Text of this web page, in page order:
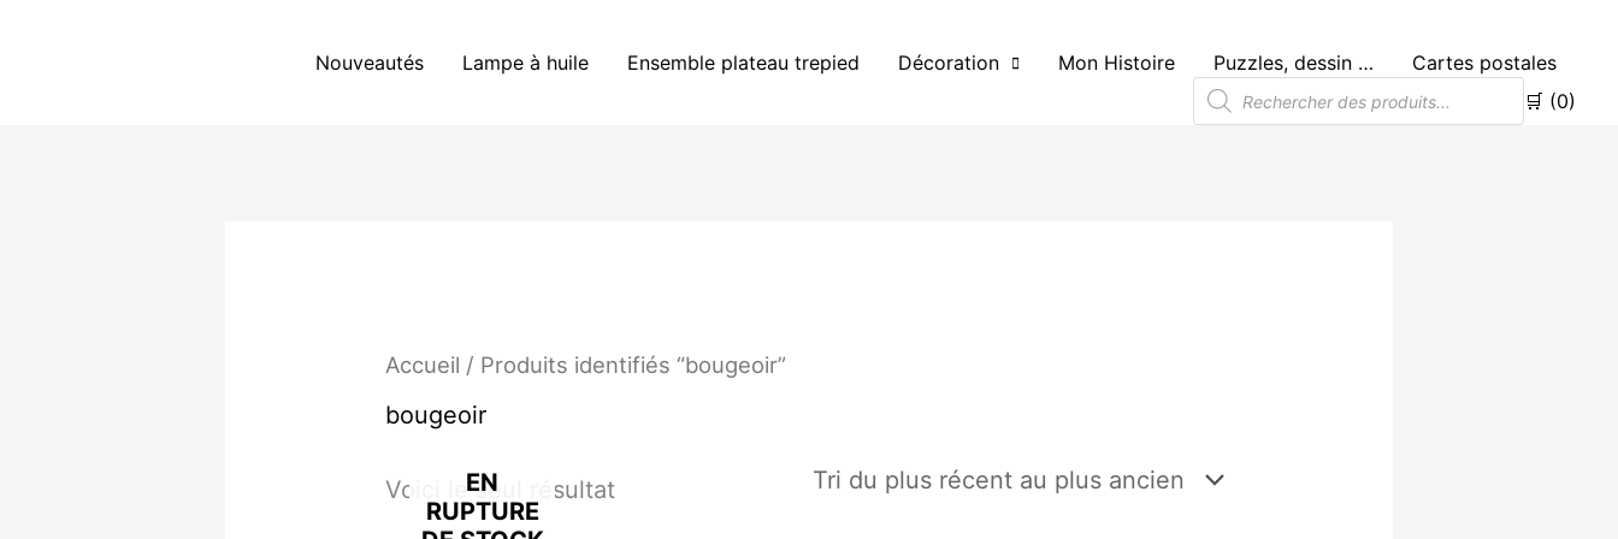
Nouveautés Lampe à huile Ensemble plateau trepied Décoration Mon Histoire Puzzles, dessin …
Cartes postales
Recherche
de
🛒 (0)
Accueil / Produits identifiés “bougeoir”
bougeoir
Voici le seul résultat
EN
RUPTURE